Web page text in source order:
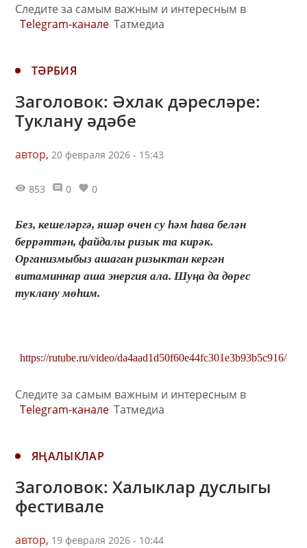
Следите за самым важным и интересным в
Telegram-канале Татмедиа
ТӘРБИЯ
Заголовок: Әхлак дәресләре:
Туклану әдәбе
автор, 20 февраля 2026 - 15:43
853 0 0
Без, кешеләргә, яшәр өчен су һәм һава белән
беррәттән, файдалы ризык та кирәк.
Организмыбыз ашаган ризыктан кергән
витаминнар аша энергия ала. Шуңа да дөрес
туклану мөһим.
https://rutube.ru/video/da4aad1d50f60e44fc301e3b93b5c916/
Следите за самым важным и интересным в
Telegram-канале Татмедиа
ЯҢАЛЫКЛАР
Заголовок: Халыклар дуслыгы
фестивале
автор, 19 февраля 2026 - 10:44